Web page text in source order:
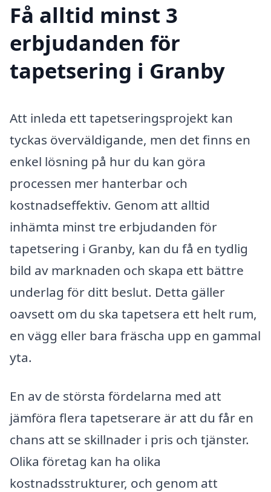
Få alltid minst 3
erbjudanden för
tapetsering i Granby
Att inleda ett tapetseringsprojekt kan
tyckas överväldigande, men det finns en
enkel lösning på hur du kan göra
processen mer hanterbar och
kostnadseffektiv. Genom att alltid
inhämta minst tre erbjudanden för
tapetsering i Granby, kan du få en tydlig
bild av marknaden och skapa ett bättre
underlag för ditt beslut. Detta gäller
oavsett om du ska tapetsera ett helt rum,
en vägg eller bara fräscha upp en gammal
yta.
En av de största fördelarna med att
jämföra flera tapetserare är att du får en
chans att se skillnader i pris och tjänster.
Olika företag kan ha olika
kostnadsstrukturer, och genom att